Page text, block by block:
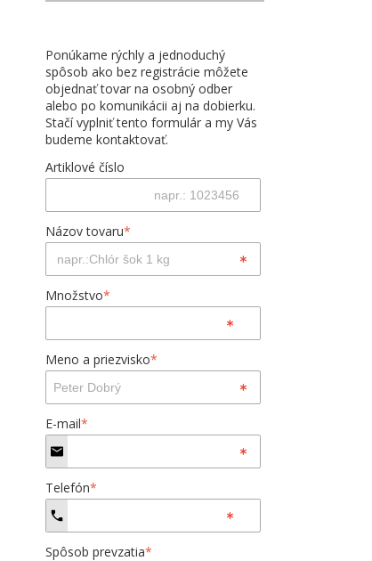
Ponúkame rýchly a jednoduchý
spôsob ako bez registrácie môžete
objednať tovar na osobný odber
alebo po komunikácii aj na dobierku.
Stačí vyplniť tento formulár a my Vás
budeme kontaktovať.
Artiklové číslo
Názov tovaru*
Množstvo*
Meno a priezvisko*
E-mail*
Telefón*
Spôsob prevzatia*